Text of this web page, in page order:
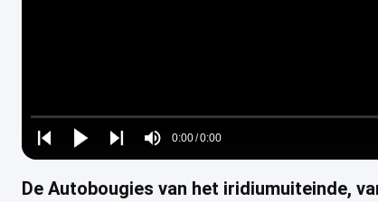
Play
Play
Play
Mute
Time
0:00/0:00
Loaded:
0%
De Autobougies van het iridiumuiteinde,